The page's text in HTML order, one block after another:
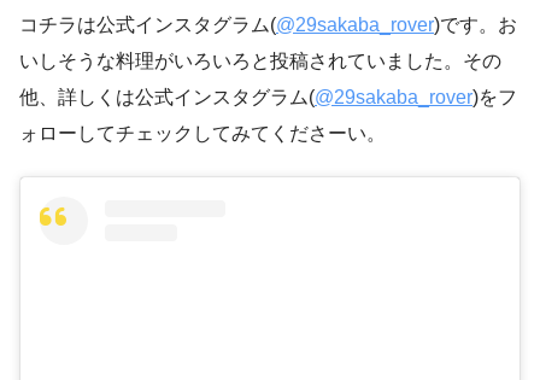
コチラは公式インスタグラム(@29sakaba_rover)です。お
いしそうな料理がいろいろと投稿されていました。その
他、詳しくは公式インスタグラム(@29sakaba_rover)をフ
ォローしてチェックしてみてくださーい。